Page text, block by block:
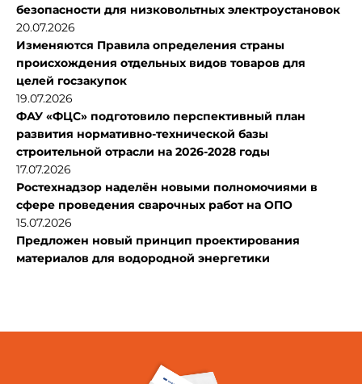
безопасности для низковольтных электроустановок
20.07.2026
Изменяются Правила определения страны
происхождения отдельных видов товаров для
целей госзакупок
19.07.2026
ФАУ «ФЦС» подготовило перспективный план
развития нормативно-технической базы
строительной отрасли на 2026-2028 годы
17.07.2026
Ростехнадзор наделён новыми полномочиями в
сфере проведения сварочных работ на ОПО
15.07.2026
Предложен новый принцип проектирования
материалов для водородной энергетики